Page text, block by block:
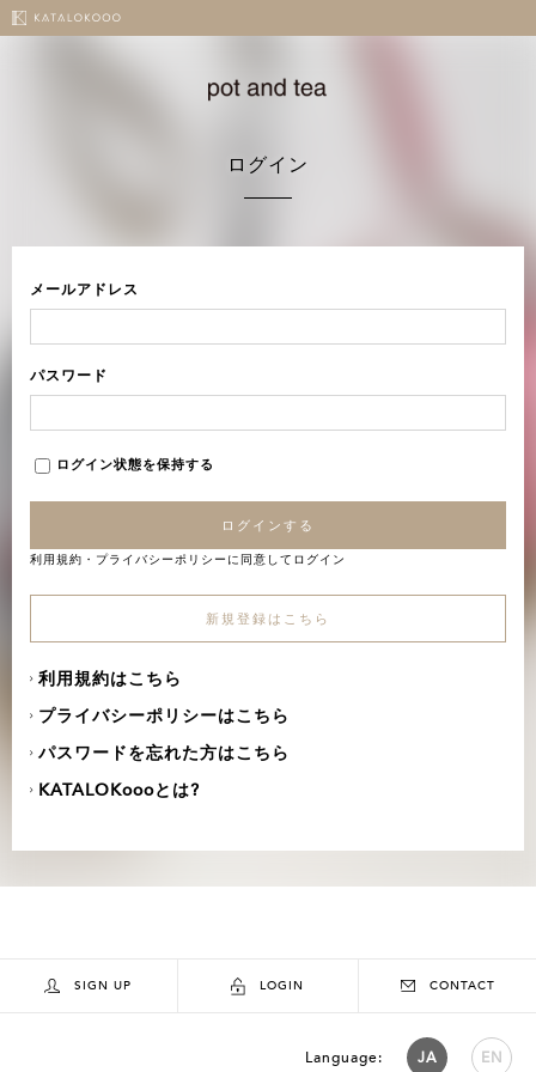
ログイン
メールアドレス
パスワード
ログイン状態を保持する
ログインする
利用規約 ・ プライバシーポリシー に同意してログイン
新規登録はこちら
利用規約はこちら
プライバシーポリシーはこちら
パスワードを忘れた方はこちら
KATALOKoooとは?
SIGN UP LOGIN CONTACT
Language: JA EN